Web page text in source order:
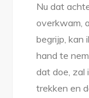
Nu dat
overkwam,
begrijp, kan
hand te
dat doe, zal
trekken en